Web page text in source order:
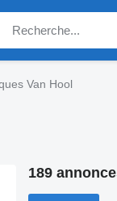
Van Hool
189